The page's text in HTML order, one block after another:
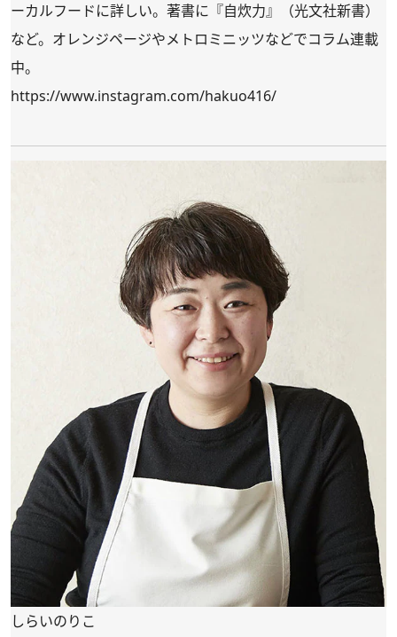
ーカルフードに詳しい。著書に『自炊力』（光文社新書）
など。オレンジページやメトロミニッツなどでコラム連載
中。
https://www.instagram.com/hakuo416/
しらいのりこ